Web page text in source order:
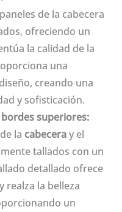
de la cabecera
ofreciendo un
la calidad de la
una
creando una
y sofisticación.
superiores:
la cabeceray el
tallados con un
detallado ofrece
realza la belleza
un